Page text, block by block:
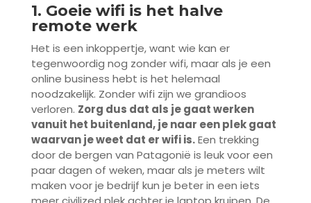
1. Goeie wifi is het halve
remote werk
Het is een inkoppertje, want wie kan er
tegenwoordig nog zonder wifi, maar als je een
online business hebt is het helemaal
noodzakelijk. Zonder wifi zijn we grandioos
verloren. Zorg dus dat als je gaat werken
vanuit het buitenland, je naar een plek gaat
waarvan je weet dat er wifi is.Een trekking
door de bergen van Patagonië is leuk voor een
paar dagen of weken, maar als je meters wilt
maken voor je bedrijf kun je beter in een iets